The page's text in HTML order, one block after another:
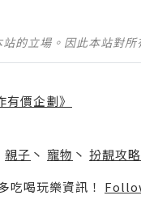
的立場。因此本站對
價企劃》
親子 丶 寵物 丶 扮靚攻略
喝玩樂資訊！